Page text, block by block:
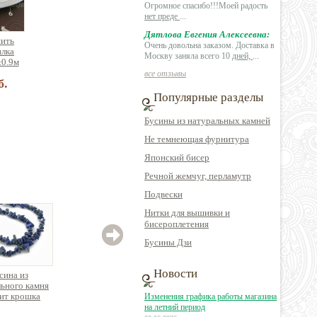
из
камня
крошка
Бусина из
натурального камня
малахит таблетка
овальная
Бусина Дзи (8 глаз) из
агат рондель
Огромное спасибо!!!Моей радость
нет преде ...
Дятлова Евгения Алексеевна:
Очень довольна заказом. Доставка в
Москву заняла всего 10 дней, ...
все отзывы
Популярные разделы
Бусины из натуральных камней
Не темнеющая фурнитура
Японский бисер
Речной жемчуг, перламутр
Подвески
Нитки для вышивки и
бисероплетения
Бусины Дзи
Новости
Изменения графика работы магазина
на летний период